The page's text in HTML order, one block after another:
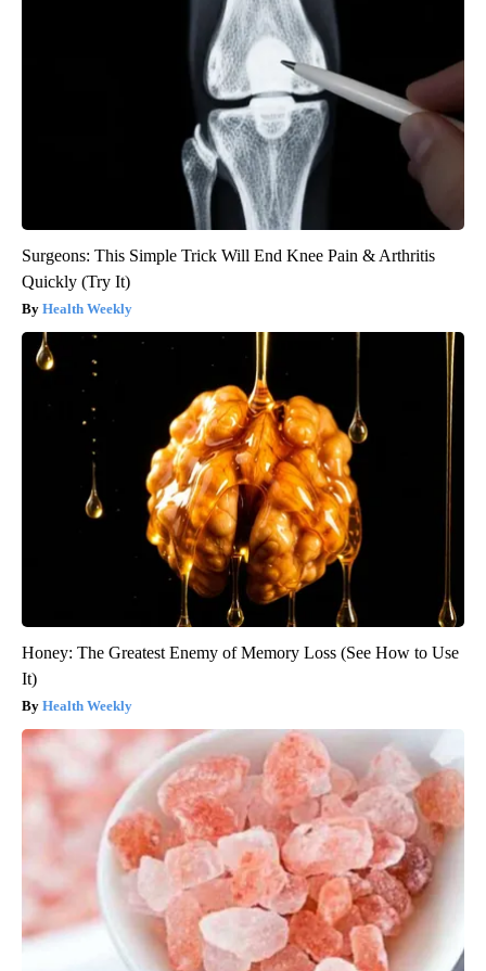
Surgeons: This Simple Trick Will End Knee Pain & Arthritis
Quickly (Try It)
Health Weekly
Honey: The Greatest Enemy of Memory Loss (See How to Use
It)
Health Weekly